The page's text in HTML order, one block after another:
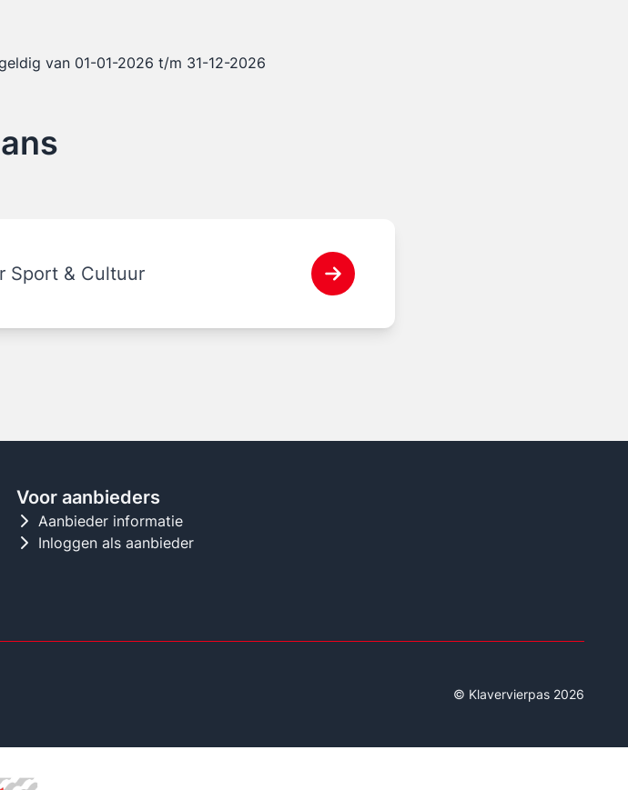
van 01-01-2026 t/m 31-12-2026
Sport & Cultuur
Voor aanbieders
Aanbieder informatie
Inloggen als aanbieder
© Klavervierpas 2026